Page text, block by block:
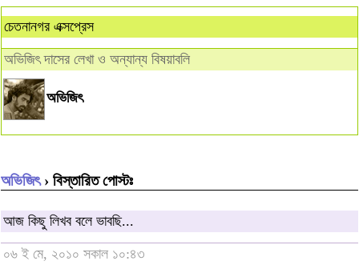
চেতনানগর এক্সপ্রেস
অভিজিৎ দাসের লেখা ও অন্যান্য বিষয়াবলি
অভিজিৎ
অভিজিৎ› বিস্তারিত পোস্টঃ
আজ কিছু লিখব বলে ভাবছি...
০৬ ই মে, ২০১০ সকাল ১০:৪৩